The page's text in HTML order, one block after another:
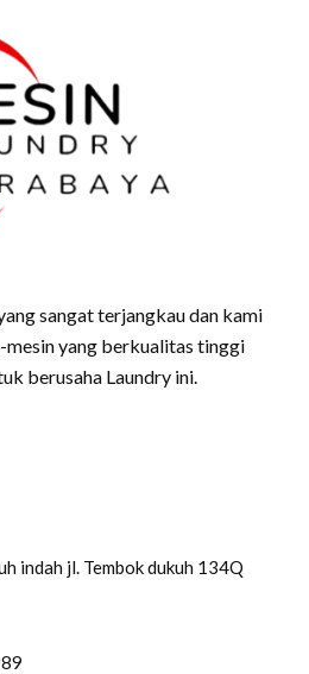
sangat terjangkau dan kami
yang berkualitas tinggi
berusaha Laundry ini.
indah jl. Tembok dukuh 134Q